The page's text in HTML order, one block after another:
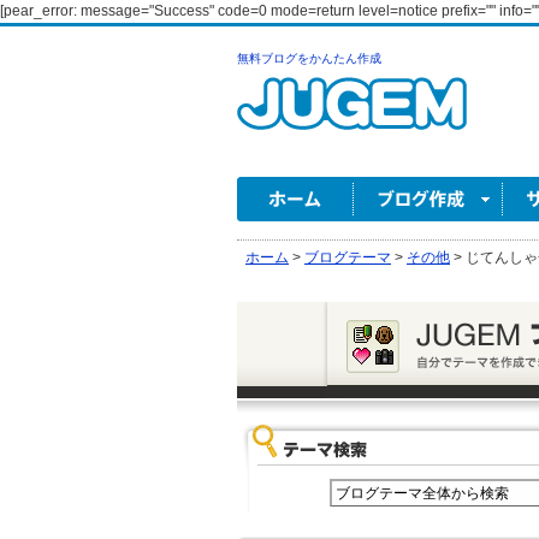
[pear_error: message="Success" code=0 mode=return level=notice prefix=""
無料ブログをかんたん作成
ホーム > ブログテーマ > その他 > じてんし